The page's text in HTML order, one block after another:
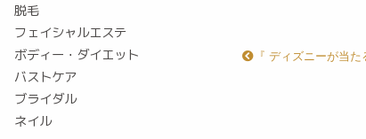
脱毛
フェイシャルエステ
ボディー・ダイエット
バストケア
ブライダル
ネイル
『 ディズニーが当た